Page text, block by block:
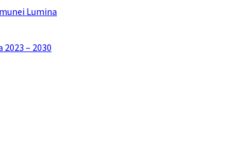
Lumina
– 2030